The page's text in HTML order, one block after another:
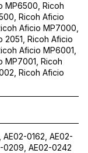
MP6500, Ricoh
Ricoh Aficio
Aficio MP7000,
2051, Ricoh Aficio
Aficio MP6001,
MP7001, Ricoh
Ricoh Aficio
AE02-0162, AE02-
0209, AE02-0242